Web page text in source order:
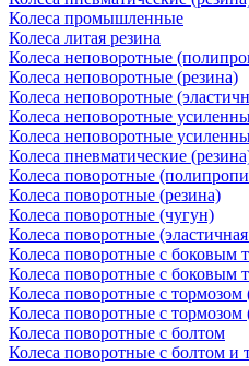
Колеса промышленные
Колеса литая резина
Колеса неповоротные
Колеса неповоротные (резина)
Колеса неповоротные
Колеса неповоротные
Колеса неповоротные
Колеса пневматические
Колеса поворотные
Колеса поворотные (резина)
Колеса поворотные (чугун)
Колеса поворотные
Колеса поворотные c боковым
Колеса поворотные c боковым
Колеса поворотные c тормозом
Колеса поворотные c тормозом
Колеса поворотные с болтом
Колеса поворотные с болтом и